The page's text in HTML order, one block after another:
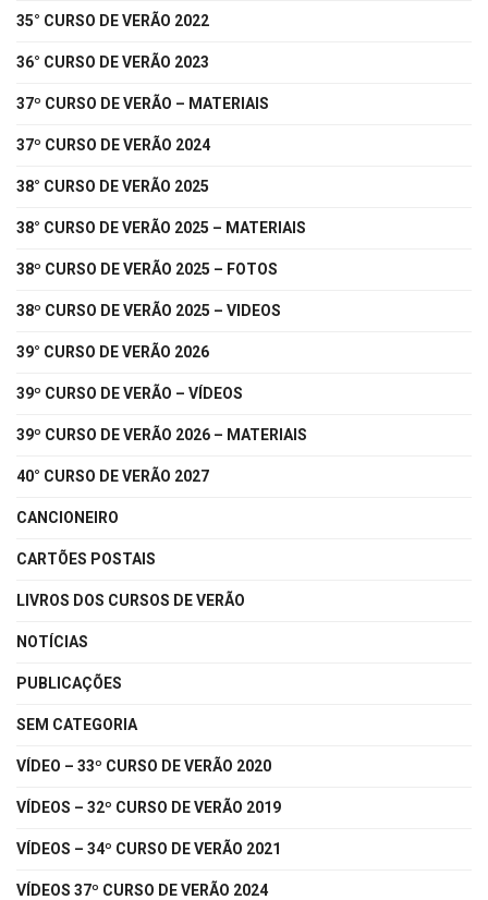
35° CURSO DE VERÃO 2022
36° CURSO DE VERÃO 2023
37º CURSO DE VERÃO – MATERIAIS
37º CURSO DE VERÃO 2024
38° CURSO DE VERÃO 2025
38° CURSO DE VERÃO 2025 – MATERIAIS
38º CURSO DE VERÃO 2025 – FOTOS
38º CURSO DE VERÃO 2025 – VIDEOS
39° CURSO DE VERÃO 2026
39º CURSO DE VERÃO – VÍDEOS
39º CURSO DE VERÃO 2026 – MATERIAIS
40° CURSO DE VERÃO 2027
CANCIONEIRO
CARTÕES POSTAIS
LIVROS DOS CURSOS DE VERÃO
NOTÍCIAS
PUBLICAÇÕES
SEM CATEGORIA
VÍDEO – 33º CURSO DE VERÃO 2020
VÍDEOS – 32º CURSO DE VERÃO 2019
VÍDEOS – 34º CURSO DE VERÃO 2021
VÍDEOS 37º CURSO DE VERÃO 2024